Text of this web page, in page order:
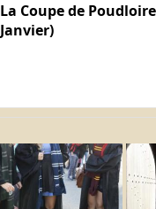
La Coupe de
Janvier)